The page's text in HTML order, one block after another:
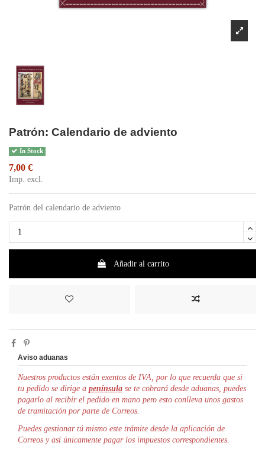
Patrón: Calendario de adviento
In Stock
7,00 €
Imp. excl.
Patrón del calendario de adviento
Añadir al carrito
Aviso aduanas
Nuestros productos están exentos de IVA, por lo que recuerda que si
tu pedido se dirige a península se te cobrará desde aduanas, puedes
pagarlo al recibir el pedido en mano pero esto conlleva unos gastos
de tramitación por parte de Correos.
Puedes gestionar tú mismo este trámite desde la aplicación de
Correos y así únicamente pagar los impuestos correspondientes.